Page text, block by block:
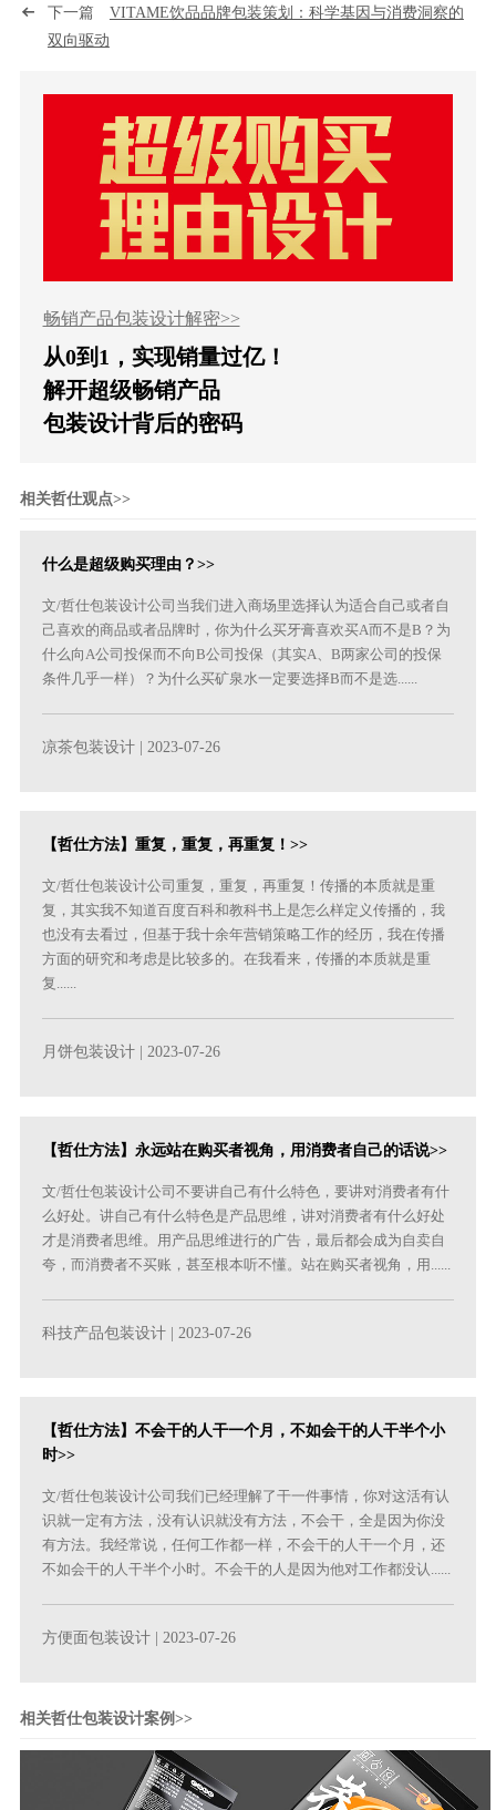
下一篇 VITAME饮品品牌包装策划：科学基因与消费洞察的
双向驱动
畅销产品包装设计解密>>
从0到1，实现销量过亿！
解开超级畅销产品
包装设计背后的密码
相关哲仕观点>>
什么是超级购买理由？>>
文/哲仕包装设计公司当我们进入商场里选择认为适合自己或者自
己喜欢的商品或者品牌时，你为什么买牙膏喜欢买A而不是B？为
什么向A公司投保而不向B公司投保（其实A、B两家公司的投保
条件几乎一样）？为什么买矿泉水一定要选择B而不是选......
凉茶包装设计 | 2023-07-26
【哲仕方法】重复，重复，再重复！>>
文/哲仕包装设计公司重复，重复，再重复！传播的本质就是重
复，其实我不知道百度百科和教科书上是怎么样定义传播的，我
也没有去看过，但基于我十余年营销策略工作的经历，我在传播
方面的研究和考虑是比较多的。在我看来，传播的本质就是重
复......
月饼包装设计 | 2023-07-26
【哲仕方法】永远站在购买者视角，用消费者自己的话说>>
文/哲仕包装设计公司不要讲自己有什么特色，要讲对消费者有什
么好处。讲自己有什么特色是产品思维，讲对消费者有什么好处
才是消费者思维。用产品思维进行的广告，最后都会成为自卖自
夸，而消费者不买账，甚至根本听不懂。站在购买者视角，用......
科技产品包装设计 | 2023-07-26
【哲仕方法】不会干的人干一个月，不如会干的人干半个小
时>>
文/哲仕包装设计公司我们已经理解了干一件事情，你对这活有认
识就一定有方法，没有认识就没有方法，不会干，全是因为你没
有方法。我经常说，任何工作都一样，不会干的人干一个月，还
不如会干的人干半个小时。不会干的人是因为他对工作都没认......
方便面包装设计 | 2023-07-26
相关哲仕包装设计案例>>